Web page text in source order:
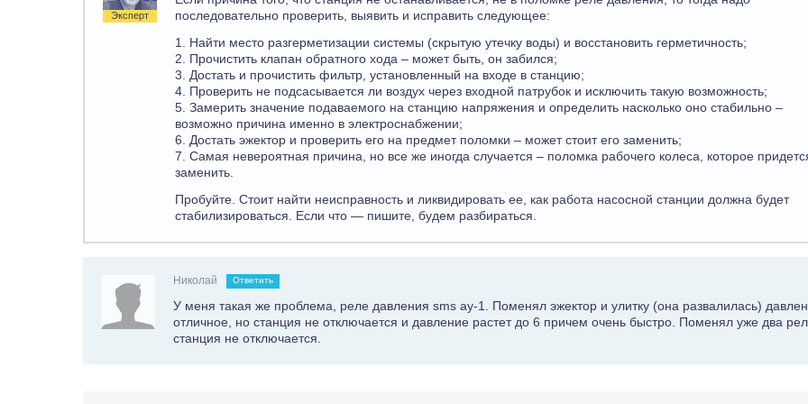
Эксперт
последовательно проверить, выявить и исправить следующее:
1. Найти место разгерметизации системы (скрытую утечку воды) и восстановить герметичность;
2. Прочистить клапан обратного хода – может быть, он забился;
3. Достать и прочистить фильтр, установленный на входе в станцию;
4. Проверить не подсасывается ли воздух через входной патрубок и исключить такую возможность;
5. Замерить значение подаваемого на станцию напряжения и определить насколько оно стабильно –
возможно причина именно в электроснабжении;
6. Достать эжектор и проверить его на предмет поломки – может стоит его заменить;
7. Самая невероятная причина, но все же иногда случается – поломка рабочего колеса, которое
заменить.
Пробуйте. Стоит найти неисправность и ликвидировать ее, как работа насосной станции должна будет
стабилизироваться. Если что — пишите, будем разбираться.
Николай Ответить
У меня такая же проблема, реле давления sms ay-1. Поменял эжектор и улитку (она развалилась)
отличное, но станция не отключается и давление растет до 6 причем очень быстро. Поменял уже два
станция не отключается.